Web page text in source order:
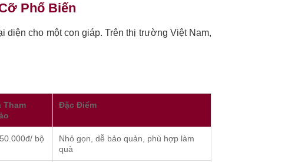
Phổ Biến
diện cho một con giáp. Trên thị trường Việt Nam,
Tham
Đặc Điểm
bộ
Nhỏ gọn, dễ bảo quản, phù hợp làm
quà